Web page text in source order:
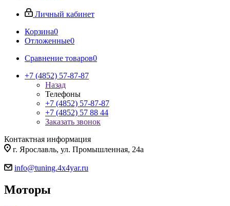
Личный кабинет
Корзина0
Отложенные0
Сравнение товаров0
+7 (4852) 57-87-87
Назад
Телефоны
+7 (4852) 57-87-87
+7 (4852) 57 88 44
Заказать звонок
Контактная информация
г. Ярославль, ул. Промышленная, 24а
info@tuning.4x4yar.ru
Моторы